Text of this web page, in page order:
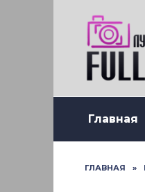
Главная
ГЛАВНАЯ »